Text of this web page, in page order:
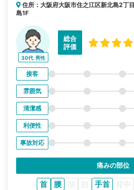
住所：大阪府大阪市住之江区新北島2
島1F
30代 男性
総合
評価
接客
雰囲気
清潔感
利便性
事故対応
痛みの部位
首 腰 頭 肘 手首 背中